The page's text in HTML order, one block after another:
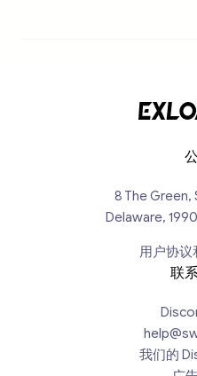
8 The Green,
Delaware,
用户协议
联
我们的